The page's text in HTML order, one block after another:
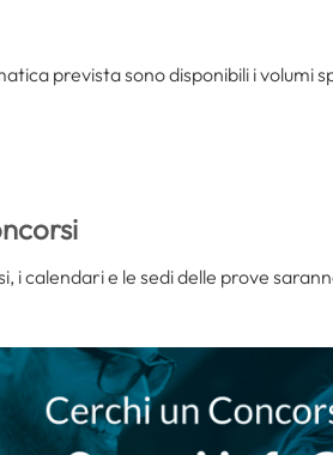
prevista sono disponibili i volumi
i calendari e le sedi delle prove